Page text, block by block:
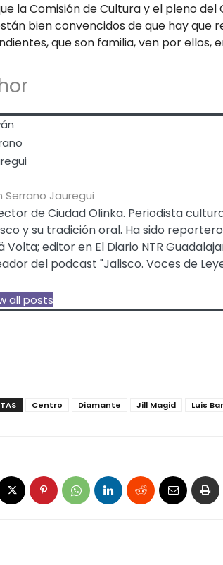
la Comisión de Cultura y el pleno
bien convencidos de que hay que
que son familia, ven por ellos,
Serrano Jauregui
de Ciudad Olinka. Periodista
y su tradición oral. Ha sido
Volta; editor en El Diario NTR
del podcast "Jalisco. Voces de
all posts
Centro Diamante Jill Magid Luis